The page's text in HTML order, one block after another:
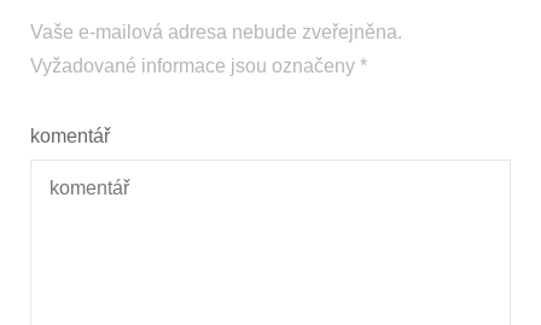
Vaše e-mailová adresa nebude zveřejněna.
Vyžadované informace jsou označeny *
komentář